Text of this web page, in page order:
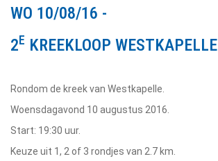
WO 10/08/16 -
2E KREEKLOOP WESTKAPELLE
Rondom de kreek van Westkapelle.
Woensdagavond 10 augustus 2016.
Start: 19:30 uur.
Keuze uit 1, 2 of 3 rondjes van 2.7 km.